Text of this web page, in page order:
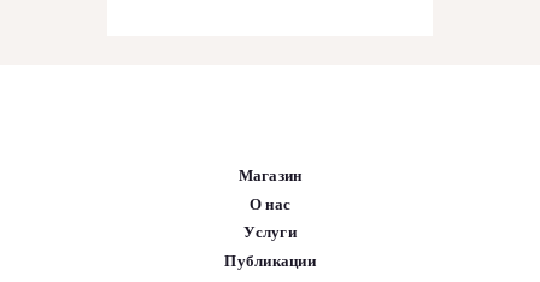
Магазин
О нас
Услуги
Публикации